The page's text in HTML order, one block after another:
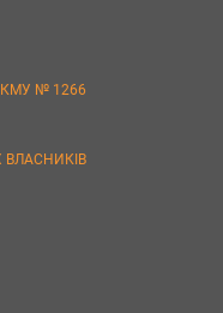
№ 1266
ВЛАСНИКІВ